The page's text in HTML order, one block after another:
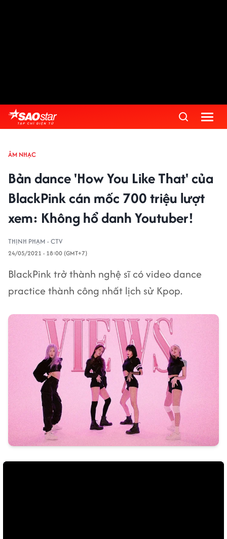
ÂM NHẠC
Bản dance 'How You Like That' của
BlackPink cán mốc 700 triệu lượt
xem: Không hổ danh Youtuber!
THỊNH PHẠM - CTV
24/05/2021 - 18:00 (GMT+7)
BlackPink trở thành nghệ sĩ có video dance
practice thành công nhất lịch sử Kpop.